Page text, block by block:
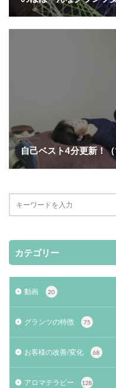
自己ベスト4分更新！
カテゴリー
動画 20
グランツの特徴 75
お客様の改善/変化 68
アロマテラピー 128